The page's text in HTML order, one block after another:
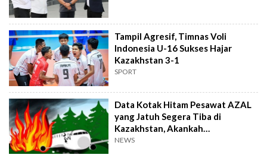
Tampil Agresif, Timnas Voli
Indonesia U-16 Sukses Hajar
Kazakhstan 3-1
SPORT
Data Kotak Hitam Pesawat AZAL
yang Jatuh Segera Tiba di
Kazakhstan, Akankah
Mengungkap Penyebab
NEWS